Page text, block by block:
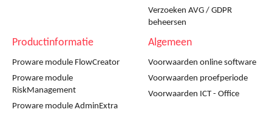
Verzoeken AVG / GDPR
beheersen
Productinformatie
Proware module FlowCreator
Proware module
RiskManagement
Proware module AdminExtra
Algemeen
Voorwaarden online software
Voorwaarden proefperiode
Voorwaarden ICT - Office